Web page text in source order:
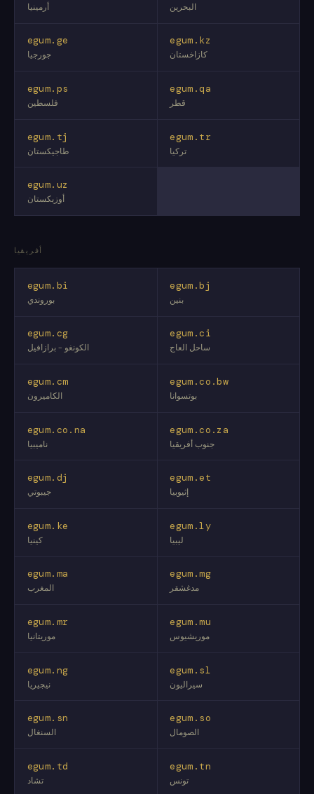
أرمينيا البحرين
egum.ge
جورجيا
egum.kz
كازاخستان
egum.ps
فلسطين
egum.qa
قطر
egum.tj
طاجيكستان
egum.tr
تركيا
egum.uz
أوزبكستان
أفريقيا
egum.bi
بوروندي
egum.bj
بنين
egum.cg
الكونغو - برازافيل
egum.ci
ساحل العاج
egum.cm
الكاميرون
egum.co.bw
بوتسوانا
egum.co.na
ناميبيا
egum.co.za
جنوب أفريقيا
egum.dj
جيبوتي
egum.et
إثيوبيا
egum.ke
كينيا
egum.ly
ليبيا
egum.ma
المغرب
egum.mg
مدغشقر
egum.mr
موريتانيا
egum.mu
موريشيوس
egum.ng
نيجيريا
egum.sl
سيراليون
egum.sn
السنغال
egum.so
الصومال
egum.td
تشاد
egum.tn
تونس